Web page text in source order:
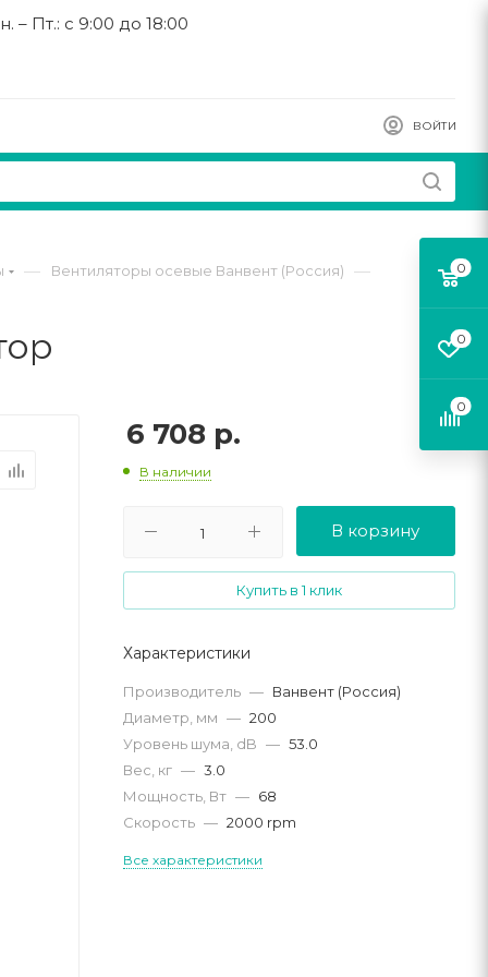
– Пт.: с 9:00 до 18:00
ВОЙТИ
— Вентиляторы осевые Ванвент (Россия) —
6 708 р.
В наличии
В корзину
Купить в 1 клик
Характеристики
Производитель — Ванвент (Россия)
Диаметр, мм — 200
Уровень шума, dB — 53.0
Вес, кг — 3.0
Мощность, Вт — 68
Скорость — 2000 rpm
Все характеристики
0
0
0